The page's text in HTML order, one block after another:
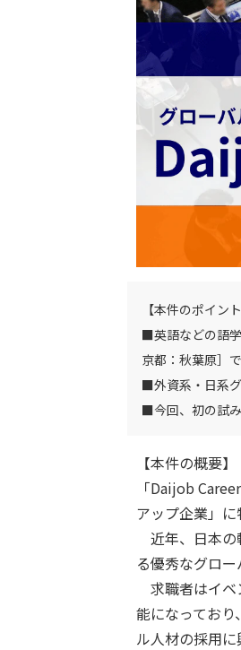
【本件のポイント
■英語などの語
京都：秋葉原］
■外資系・日系
■今回、初の試
【本件の概要】
「Daijob
アップ企業」に
近年、日本の
る優秀なグロ
求職者はイベ
能になってお
ル人材の採用